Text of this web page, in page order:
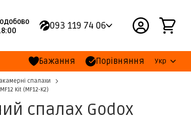
093 119 74 06
Бажання Порівняння Укр
спалахи
Kit (MF12-K2)
спалах Godox